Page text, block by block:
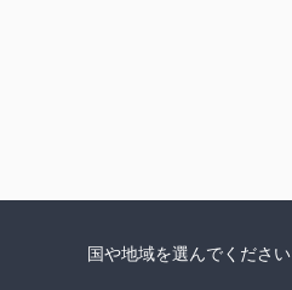
国や地域を選んでください